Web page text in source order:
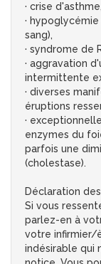
· crise d'asthme,
·
sang),
· syndrome de
· aggravation
intermittente
· diverses
éruptions
·
enzymes du
parfois une
(cholestase).
Déclaration
Si vous
parlez-en à
votre infirmier/
indésirable qui